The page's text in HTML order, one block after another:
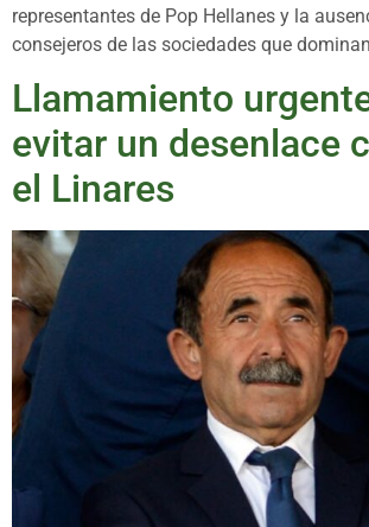
representantes de Pop Hellanes y la
consejeros de las sociedades que
Llamamiento
evitar un desenlace
el Linares